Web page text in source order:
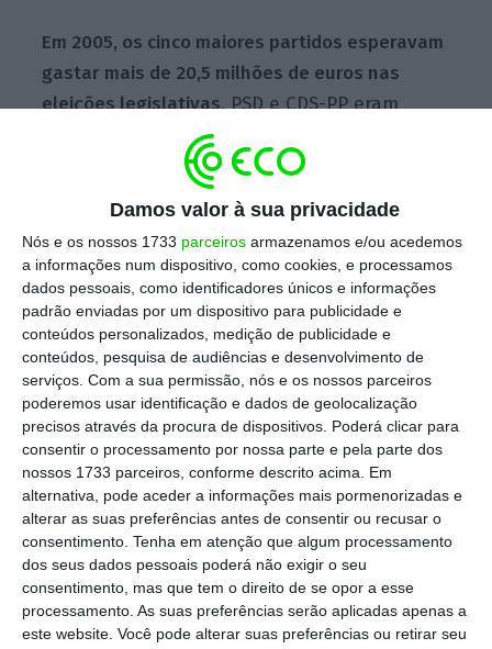
Damos valor à sua privacidade
Nós e os nossos 1733 parceiros armazenamos e/ou acedemos
a informações num dispositivo, como cookies, e processamos
dados pessoais, como identificadores únicos e informações
padrão enviadas por um dispositivo para publicidade e
conteúdos personalizados, medição de publicidade e
conteúdos, pesquisa de audiências e desenvolvimento de
serviços. Com a sua permissão, nós e os nossos parceiros
poderemos usar identificação e dados de geolocalização
precisos através da procura de dispositivos. Poderá clicar para
consentir o processamento por nossa parte e pela parte dos
nossos 1733 parceiros, conforme descrito acima. Em
alternativa, pode aceder a informações mais pormenorizadas e
alterar as suas preferências antes de consentir ou recusar o
consentimento. Tenha em atenção que algum processamento
dos seus dados pessoais poderá não exigir o seu
consentimento, mas que tem o direito de se opor a esse
processamento. As suas preferências serão aplicadas apenas a
este website. Você pode alterar suas preferências ou retirar seu
Em 2005, os cinco maiores partidos esperavam
gastar mais de 20,5 milhões de euros nas
eleições legislativas. PSD e CDS-PP eram
quem orçamentava mais despesas, com os
dois partidos responsáveis por quase três
quartos dos gastos de todos os partidos. O PS
surgia num distante terceiro lugar.
Aquilo que os partidos acabaram por gastar
efetivamente nas suas ações de campanha,
entre sondagens, comícios, cartazes e
brindes, ficou muito aquém do previsto. No
final, foram gastos apenas 11,4 milhões de
euros, e quem gastou mais até acabou por
ser o PS.
Partidos saem à rua. Quanto gastam em campanha?
Ler Mais